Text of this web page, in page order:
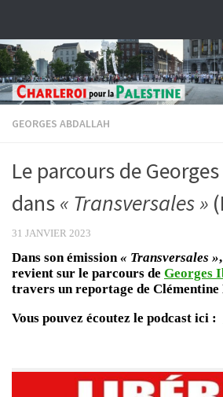
GEORGES ABDALLAH
Le parcours de
dans « Transversales »
31 JANVIER 2023
Dans son émission« Transversales »
revient sur le parcours de Georges
travers un reportage de Clémentine
Vous pouvez écoutez le podcast ici :